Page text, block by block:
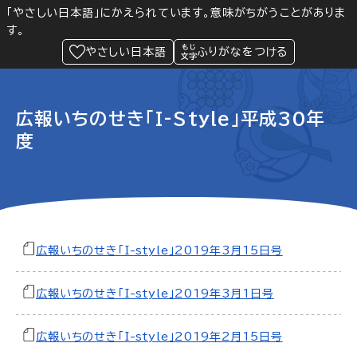
「やさしい日本語」にかえられています。意味がちがうことがありま
す。
やさしい日本語
ふりがなをつける
Language 閲覧支援
緊急情報
広報いちのせき「I-Style」平成30年
度
広報いちのせき「I-style」2019年3月15日号
広報いちのせき「I-style」2019年3月1日号
広報いちのせき「I-style」2019年2月15日号